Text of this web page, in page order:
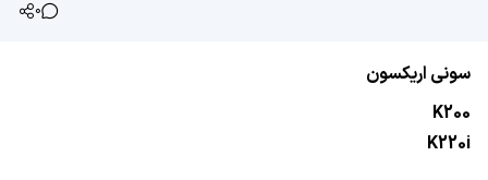
0
سونی اریکسون
K200
K220i